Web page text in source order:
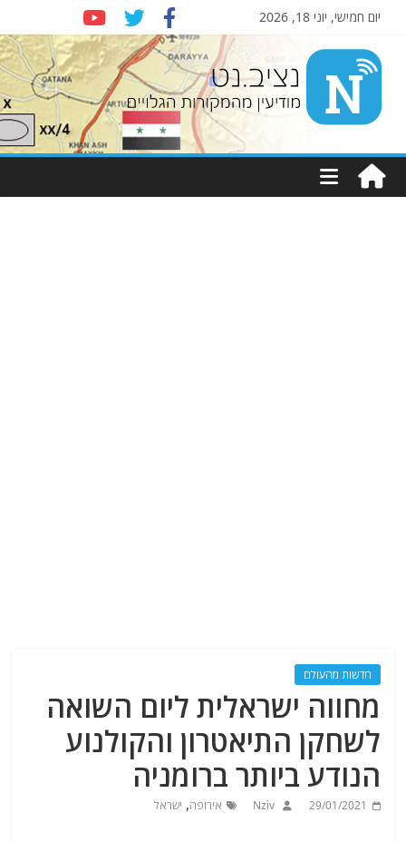
יום חמישי, יוני 18, 2026
Nziv.net
מודיעין
מהמקורות
חדשות מהעולם
מחווה ישראלית ליום השואה
לשחקן התיאטרון והקולנוע
הנודע ביותר ברומניה
29/01/2021
Nziv אירופה, ישראל